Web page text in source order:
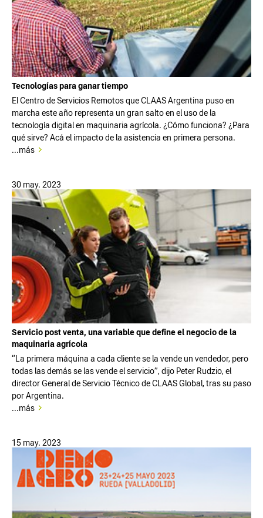
Tecnologías para ganar tiempo
El Centro de Servicios Remotos que CLAAS Argentina puso en
marcha este año representa un gran salto en el uso de la
tecnología digital en maquinaria agrícola. ¿Cómo funciona? ¿Para
qué sirve? Acá el impacto de la asistencia en primera persona.
...más
30 may. 2023
Servicio post venta, una variable que define el negocio de la
maquinaria agrícola
“La primera máquina a cada cliente se la vende un vendedor, pero
todas las demás se las vende el servicio”, dijo Peter Rudzio, el
director General de Servicio Técnico de CLAAS Global, tras su paso
por Argentina.
...más
15 may. 2023